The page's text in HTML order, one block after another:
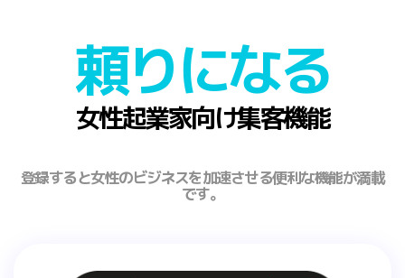
頼りになる
女性起業家向け集客機能
登録すると女性のビジネスを加速させる便利な機能が満載
です。